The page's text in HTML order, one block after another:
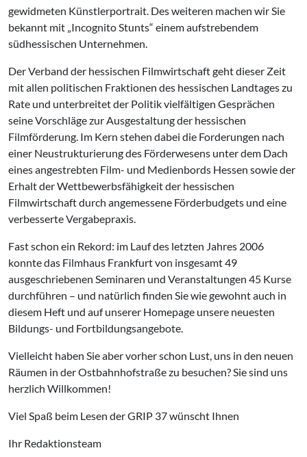
gewidmeten Künstlerportrait. Des weiteren machen wir Sie
bekannt mit „Incognito Stunts“ einem aufstrebendem
südhessischen Unternehmen.
Der Verband der hessischen Filmwirtschaft geht dieser Zeit
mit allen politischen Fraktionen des hessischen Landtages zu
Rate und unterbreitet der Politik vielfältigen Gesprächen
seine Vorschläge zur Ausgestaltung der hessischen
Filmförderung. Im Kern stehen dabei die Forderungen nach
einer Neustrukturierung des Förderwesens unter dem Dach
eines angestrebten Film- und Medienbords Hessen sowie der
Erhalt der Wettbewerbsfähigkeit der hessischen
Filmwirtschaft durch angemessene Förderbudgets und eine
verbesserte Vergabepraxis.
Fast schon ein Rekord: im Lauf des letzten Jahres 2006
konnte das Filmhaus Frankfurt von insgesamt 49
ausgeschriebenen Seminaren und Veranstaltungen 45 Kurse
durchführen – und natürlich finden Sie wie gewohnt auch in
diesem Heft und auf unserer Homepage unsere neuesten
Bildungs- und Fortbildungsangebote.
Vielleicht haben Sie aber vorher schon Lust, uns in den neuen
Räumen in der Ostbahnhofstraße zu besuchen? Sie sind uns
herzlich Willkommen!
Viel Spaß beim Lesen der GRIP 37 wünscht Ihnen
Ihr Redaktionsteam